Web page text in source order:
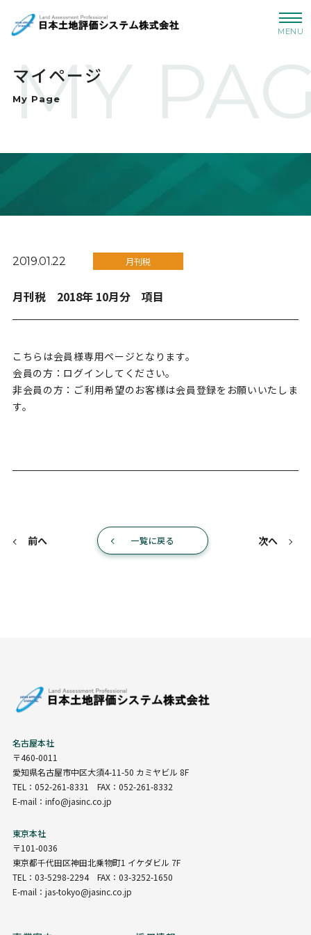
MENU
MY
マイページ
My Page
2019.01.22 月刊税
月刊税 2018年 10月分 項目
こちらは会員様専用ページとなります。
会員の方：ログインしてください。
非会員の方：ご利用希望のお客様は会員登録をお願いいたしま
す。
前へ 一覧に戻る 次へ
名古屋本社
〒460-0011
愛知県名古屋市中区大須4-11-50 カミヤビル 8F
TEL：052-261-8331 FAX：052-261-8332
E-mail：info@jasinc.co.jp
東京本社
〒101-0036
東京都千代田区神田北乗物町1 イケダビル 7F
TEL：03-5298-2294 FAX：03-3252-1650
E-mail：jas-tokyo@jasinc.co.jp